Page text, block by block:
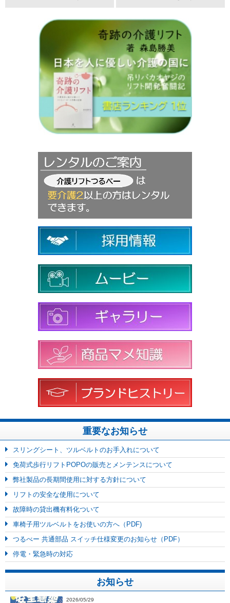
重要なお知らせ
スリングシート、ツルベルトのお手入れについて
免荷式歩行リフトPOPOの販売とメンテンスについて
弊社製品の長期間使用に対する方針について
リフトの安全な使用について
故障時の貸出機有料化ついて
車椅子用ツルベルトをお使いの方へ（PDF)
つるべー 共通部品 スイッチ仕様変更のお知らせ（PDF）
停電・緊急時の対応
お知らせ
2026/05/29